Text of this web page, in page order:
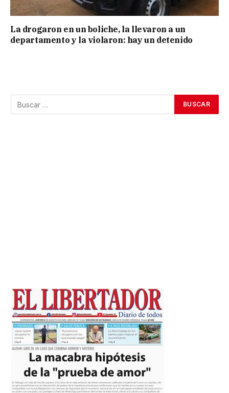
La drogaron en un boliche, la llevaron a un
departamento y la violaron: hay un detenido